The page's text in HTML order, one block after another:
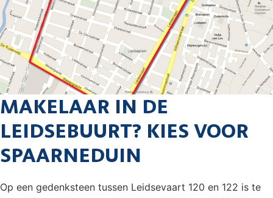
MAKELAAR IN DE
LEIDSEBUURT? KIES VOOR
SPAARNEDUIN
Op een gedenksteen tussen Leidsevaart 120 en 122 is te